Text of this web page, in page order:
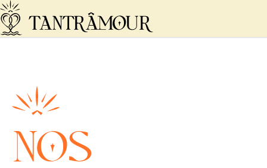
Skip to main content
NOS